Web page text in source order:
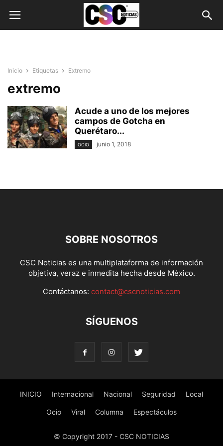
Inicio Etiquetas Extremo
extremo
Acude a uno de los mejores
campos de Gotcha en
Querétaro...
OCIO junio 1, 2018
SOBRE NOSOTROS
CSC Noticias es una multiplataforma de información
objetiva, veraz e inmedita hecha desde México.
Contáctanos: contact@cscnoticias.com
SÍGUENOS
INICIO Internacional Nacional Seguridad Local
Ocio Viral Columna Espectáculos
© Copyright 2017 - CSC NOTICIAS